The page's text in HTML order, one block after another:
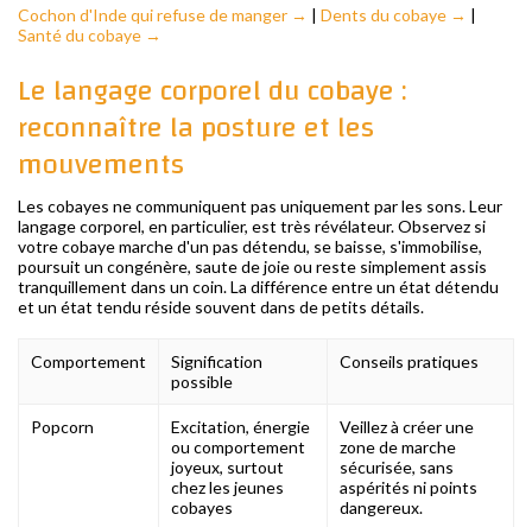
Cochon d'Inde qui refuse de manger → | Dents du cobaye → |
Santé du cobaye →
Le langage corporel du cobaye :
reconnaître la posture et les
mouvements
Les cobayes ne communiquent pas uniquement par les sons. Leur
langage corporel, en particulier, est très révélateur. Observez si
votre cobaye marche d'un pas détendu, se baisse, s'immobilise,
poursuit un congénère, saute de joie ou reste simplement assis
tranquillement dans un coin. La différence entre un état détendu
et un état tendu réside souvent dans de petits détails.
Comportement
Signification
possible
Conseils pratiques
Popcorn
Excitation, énergie
ou comportement
joyeux, surtout
chez les jeunes
cobayes
Veillez à créer une
zone de marche
sécurisée, sans
aspérités ni points
dangereux.